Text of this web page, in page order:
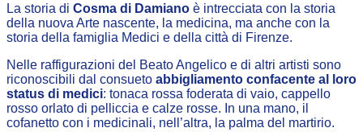
La storia di Cosma di Damiano è intrecciata con la storia
della nuova Arte nascente, la medicina, ma anche con la
storia della famiglia Medici e della città di Firenze.
Nelle raffigurazioni del Beato Angelico e di altri artisti sono
riconoscibili dal consueto abbigliamento confacente al loro
status di medici: tonaca rossa foderata di vaio, cappello
rosso orlato di pelliccia e calze rosse. In una mano, il
cofanetto con i medicinali, nell’altra, la palma del martirio.